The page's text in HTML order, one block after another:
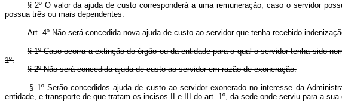
§ 2º O valor da ajuda de custo corresponderá a uma remuneração, caso o servidor
possua três ou mais dependentes.
Art. 4º Não será concedida nova ajuda de custo ao servidor que tenha recebido
§ 1º Caso ocorra a extinção do órgão ou da entidade para o qual o servidor tenha sido
1º.
§ 2º Não será concedida ajuda de custo ao servidor em razão de exoneração.
§ 1º Serão concedidos ajuda de custo ao servidor exonerado no interesse da
entidade, e transporte de que tratam os incisos II e III do art. 1º, da sede onde serviu para a sua